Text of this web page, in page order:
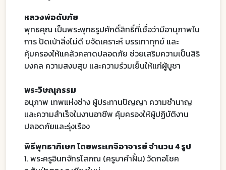
หลวงพ่อดับภัย
พุทธคุณ เป็นพระพุทธรูปศักดิ์สิทธิ์ที่เชื่อว่ามีอานุภาพใน
การ ปัดเป่าสิ่งไม่ดี ขจัดเคราะห์ บรรเทาทุกข์ และ
คุ้มครองให้แคล้วคลาดปลอดภัย ช่วยเสริมความเป็นสิริ
มงคล ความสงบสุข และความร่วมเย็นให้แก่ผู้บูชา
พระวิษณุกรรม
อนุภาพ เทพแห่งช่าง ผู้ประทานปัญญา ความชำนาญ
และความสำเร็จในงานอาชีพ คุ้มครองให้ผู้ปฏิบัติงาน
ปลอดภัยและรุ่งเรือง
พิธีพุทธาภิเษก โดยพระเกจิอาจารย์ จำนวน 4 รูป
1. พระครูอินทจักรโสภณ (ครูบาคำฝั้น) วัดกอโชค